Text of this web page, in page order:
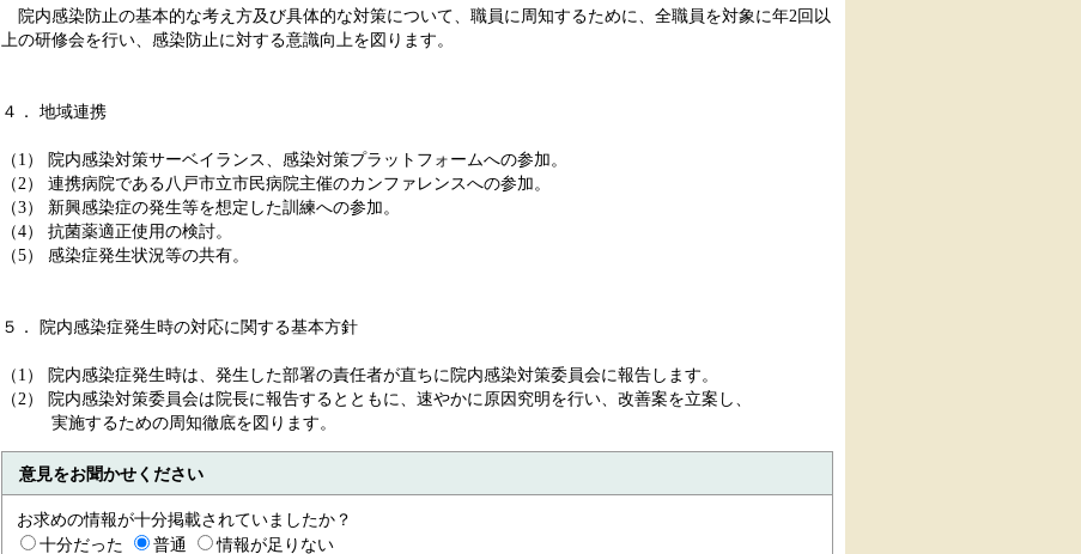
院内感染防止の基本的な考え方及び具体的な対策について、職員に周知するために、全職員を対象に年2回以
上の研修会を行い、感染防止に対する意識向上を図ります。
４． 地域連携
（1） 院内感染対策サーベイランス、感染対策プラットフォームへの参加。
（2） 連携病院である八戸市立市民病院主催のカンファレンスへの参加。
（3） 新興感染症の発生等を想定した訓練への参加。
（4） 抗菌薬適正使用の検討。
（5） 感染症発生状況等の共有。
５． 院内感染症発生時の対応に関する基本方針
（1） 院内感染症発生時は、発生した部署の責任者が直ちに院内感染対策委員会に報告します。
（2） 院内感染対策委員会は院長に報告するとともに、速やかに原因究明を行い、改善案を立案し、
実施するための周知徹底を図ります。
意見をお聞かせください
お求めの情報が十分掲載されていましたか？
十分だった
普通
情報が足りない